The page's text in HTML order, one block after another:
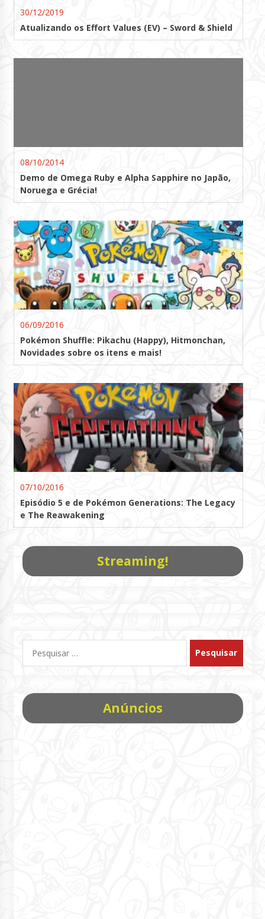
30/12/2019
Atualizando os Effort Values (EV) – Sword & Shield
08/10/2014
Demo de Omega Ruby e Alpha Sapphire no Japão,
Noruega e Grécia!
06/09/2016
Pokémon Shuffle: Pikachu (Happy), Hitmonchan,
Novidades sobre os itens e mais!
07/10/2016
Episódio 5 e de Pokémon Generations: The Legacy
e The Reawakening
Streaming!
por:
Anúncios